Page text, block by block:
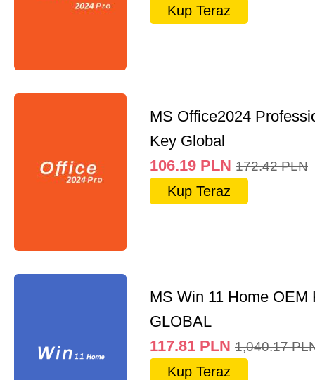
Kup Teraz
MS Office2024
Key Global
106.19 PLN 172.42 PLN
Kup Teraz
MS Win 11 Home OEM
GLOBAL
117.81 PLN 1,040.17
Kup Teraz